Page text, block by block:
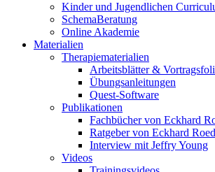
Kinder und Jugendlichen
SchemaBeratung
Online Akademie
Materialien
Therapiematerialien
Arbeitsblätter &
Übungsanleitungen
Quest-Software
Publikationen
Fachbücher von Eckhard
Ratgeber von Eckhard
Interview mit Jeffry Young
Videos